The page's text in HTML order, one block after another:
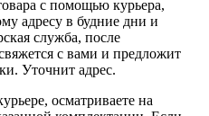
с помощью курьера,
адресу в будние дни и
служба, после
с вами и предложит
Уточнит адрес.
осматриваете на